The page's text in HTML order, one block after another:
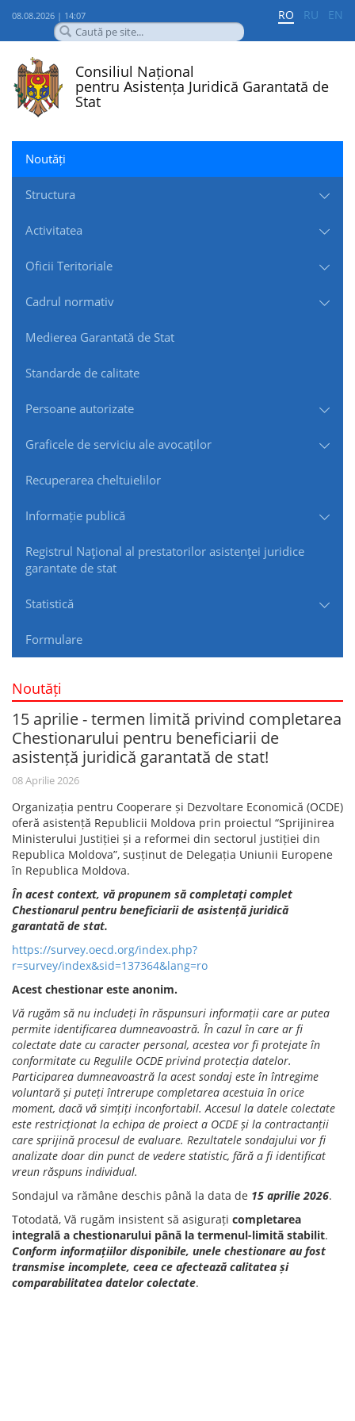
08.08.2026 | 14:07 RO RU EN
Consiliul Național
pentru Asistența Juridică Garantată de
Stat
Noutăți
Structura
Activitatea
Oficii Teritoriale
Cadrul normativ
Medierea Garantată de Stat
Standarde de сalitate
Persoane autorizate
Graficele de serviciu ale avocaților
Recuperarea cheltuielilor
Informație publică
Registrul Naţional al prestatorilor asistenţei juridice
garantate de stat
Statistică
Formulare
Noutăți
15 aprilie - termen limită privind completarea
Chestionarului pentru beneficiarii de
asistență juridică garantată de stat!
08 Aprilie 2026
Organizația pentru Cooperare și Dezvoltare Economică (OCDE)
oferă asistență Republicii Moldova prin proiectul “Sprijinirea
Ministerului Justiției și a reformei din sectorul justiției din
Republica Moldova”, susținut de Delegația Uniunii Europene
în Republica Moldova.
În acest context, vă propunem să completați complet
Chestionarul pentru beneficiarii de asistență juridică
garantată de stat.
https://survey.oecd.org/index.php?
r=survey/index&sid=137364&lang=ro
Acest chestionar este anonim.
Vă rugăm să nu includeți în răspunsuri informații care ar putea
permite identificarea dumneavoastră. În cazul în care ar fi
colectate date cu caracter personal, acestea vor fi protejate în
conformitate cu Regulile OCDE privind protecția datelor.
Participarea dumneavoastră la acest sondaj este în întregime
voluntară și puteți întrerupe completarea acestuia în orice
moment, dacă vă simțiți inconfortabil. Accesul la datele colectate
este restricționat la echipa de proiect a OCDE și la contractanții
care sprijină procesul de evaluare. Rezultatele sondajului vor fi
analizate doar din punct de vedere statistic, fără a fi identificat
vreun răspuns individual.
Sondajul va rămâne deschis până la data de 15 aprilie 2026.
Totodată, Vă rugăm insistent să asigurați completarea
integrală a chestionarului până la termenul-limită stabilit.
Conform informațiilor disponibile, unele chestionare au fost
transmise incomplete, ceea ce afectează calitatea și
comparabilitatea datelor colectate.